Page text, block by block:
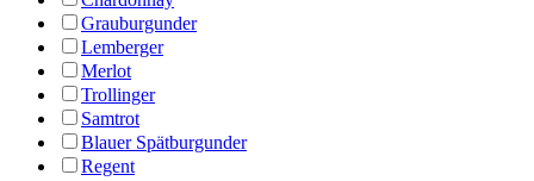
Grauburgunder
Lemberger
Merlot
Trollinger
Samtrot
Blauer Spätburgunder
Regent